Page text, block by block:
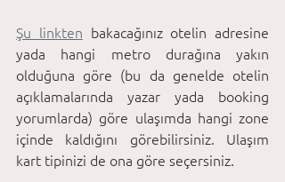
Şu linkten bakacağınız otelin adresine
yada hangi metro durağına yakın
olduğuna göre (bu da genelde otelin
açıklamalarında yazar yada booking
yorumlarda) göre ulaşımda hangi zone
içinde kaldığını görebilirsiniz. Ulaşım
kart tipinizi de ona göre seçersiniz.